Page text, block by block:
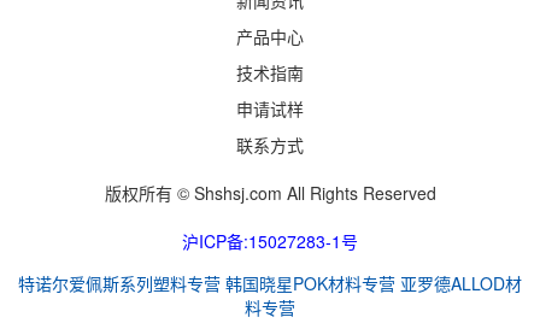
产品中心
技术指南
申请试样
联系方式
版权所有 © Shshsj.com All Rights Reserved
沪ICP备:15027283-1号
特诺尔爱佩斯系列塑料专营 韩国晓星POK材料专营 亚罗德ALLOD材
料专营